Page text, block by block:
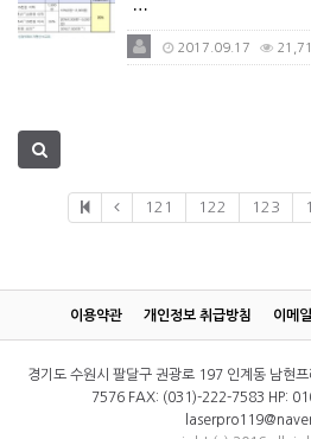
…
2017.09.17
121 122 123
이용약관 개인정보 취급방침 이메
경기도 수원시 팔달구 권광로 197 인계동 남현
7576 FAX: (031)-222-7583 HP: